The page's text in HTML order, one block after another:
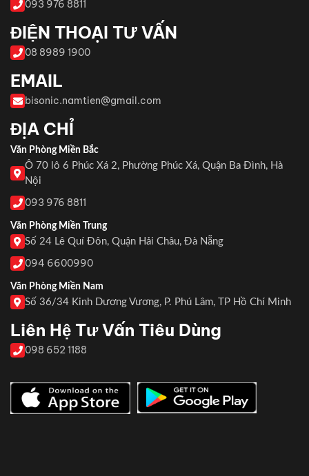
093 976 8811
ĐIỆN THOẠI TƯ VẤN
08 8989 1900
EMAIL
bisonic.namtien@gmail.com
ĐỊA CHỈ
Văn Phòng Miền Bắc
Ô 70 lô 6 Phúc Xá 2, Phường Phúc Xá, Quận Ba Đình, Hà
Nội
093 976 8811
Văn Phòng Miền Trung
Số 24 Lê Quí Đôn, Quận Hải Châu, Đà Nẵng
094 6600990
Văn Phòng Miền Nam
Số 36/34 Kinh Dương Vương, P. Phú Lâm, TP Hồ Chí Minh
Liên Hệ Tư Vấn Tiêu Dùng
098 652 1188